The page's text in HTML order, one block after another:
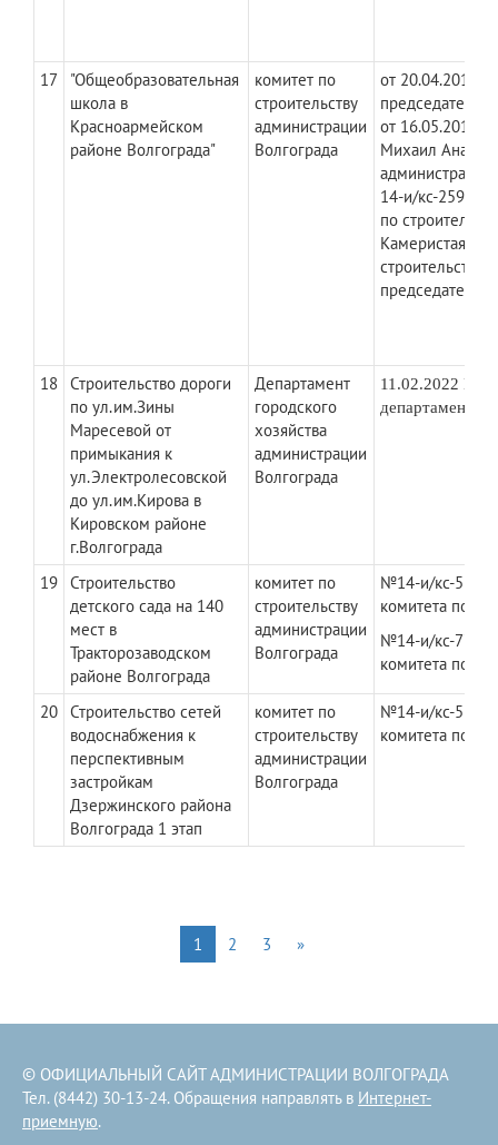
17
"Общеобразовательная
школа в
Красноармейском
районе Волгограда"
комитет по
строительству
администрации
Волгограда
от 20.04.2016
председатель
от 16.05.2018
Михаил
администрации
14-и/кс-259 от
по
Камеристая
строительству
18
Строительство дороги
по ул.им.Зины
Маресевой от
примыкания к
ул.Электролесовской
до ул.им.Кирова в
Кировском районе
г.Волгограда
Департамент
городского
хозяйства
администрации
Волгограда
11.02.2022 №
департамента
19 Строительство
детского сада на 140
мест в
Тракторозаводском
районе Волгограда
комитет по
строительству
администрации
Волгограда
​№14-и/кс-515
комитета по
№14-и/кс-778
комитета по
20 Строительство сетей
водоснабжения к
перспективным
застройкам
Дзержинского района
Волгограда 1 этап
комитет по
строительству
администрации
Волгограда
​№14-и/кс-556
комитета по
1 2 3 »
© ОФИЦИАЛЬНЫЙ САЙТ АДМИНИСТРАЦИИ ВОЛГОГРАДА
Тел. (8442) 30-13-24. Обращения направлять в Интернет-
приемную.